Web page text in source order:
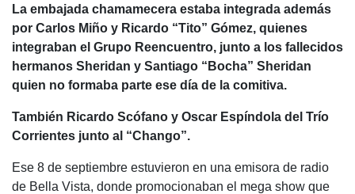
La embajada chamamecera estaba integrada además
por Carlos Miño y Ricardo “Tito” Gómez, quienes
integraban el Grupo Reencuentro, junto a los fallecidos
hermanos Sheridan y Santiago “Bocha” Sheridan
quien no formaba parte ese día de la comitiva.
También Ricardo Scófano y Oscar Espíndola del Trío
Corrientes junto al “Chango”.
Ese 8 de septiembre estuvieron en una emisora de radio
de Bella Vista, donde promocionaban el mega show que